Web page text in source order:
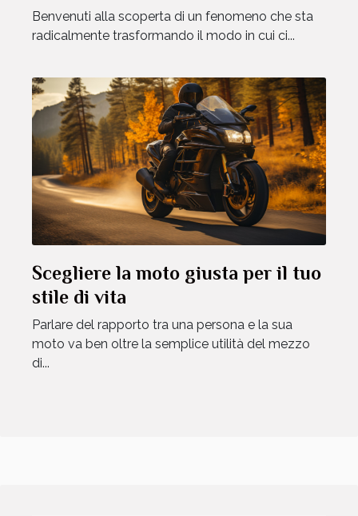
spostarsi
Benvenuti alla scoperta di un fenomeno che sta
radicalmente trasformando il modo in cui ci...
Scegliere la moto giusta per il tuo
stile di vita
Parlare del rapporto tra una persona e la sua
moto va ben oltre la semplice utilità del mezzo
di...